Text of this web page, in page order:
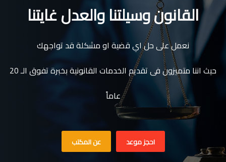
القانون وسيلتنا والعدل غايتنا
نعمل على حل اي قضية او مشكلة قد تواجهك
حيث اننا متميزون فى تقديم الخدمات القانونية بخبرة تفوق الـ 20
عاماً
احجز موعد عن المكتب